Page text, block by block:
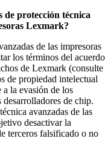
de protección técnica
Lexmark?
de las impresoras
los términos del acuerdo
de Lexmark (consulte
de propiedad intelectual
la evasión de los
de chip.
avanzadas de las
desactivar la
terceros falsificado o no